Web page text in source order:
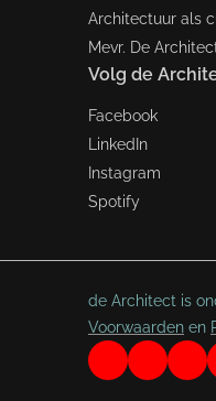
Architectuur als
Mevr. De
Volg de
Facebook
LinkedIn
Instagram
Spotify
de Architect is
Voorwaarden en